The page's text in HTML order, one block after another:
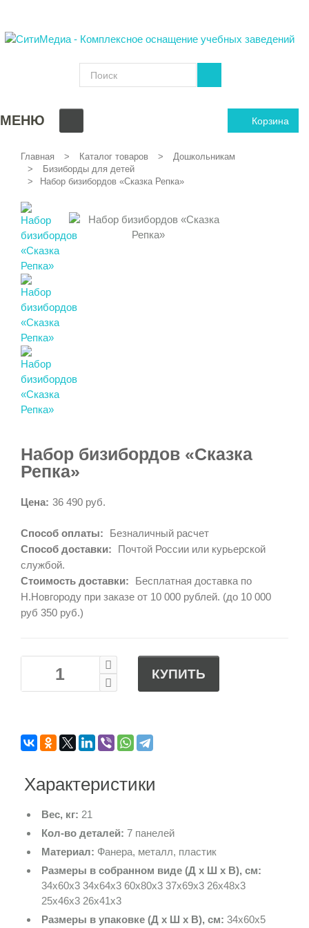
Корзина
МЕНЮ
Главная Каталог товаров
Дошкольникам
Бизиборды для детей
Набор бизибордов «Сказка Репка»
Набор бизибордов «Сказка
Репка»
Цена: 36 490 руб.
Способ оплаты:
Безналичный расчет
Способ доставки:
Почтой России или курьерской
службой.
Стоимость доставки:
Бесплатная доставка по
Н.Новгороду при заказе от 10 000 рублей. (до 10 000
руб 350 руб.)
КУПИТЬ
Характеристики
Вес, кг: 21
Кол-во деталей: 7 панелей
Материал: Фанера, металл, пластик
Размеры в собранном виде (Д х Ш х В), см:
34х60х3 34х64х3 60х80х3 37х69х3 26х48х3
25х46х3 26х41х3
Размеры в упаковке (Д х Ш х В), см: 34х60х5